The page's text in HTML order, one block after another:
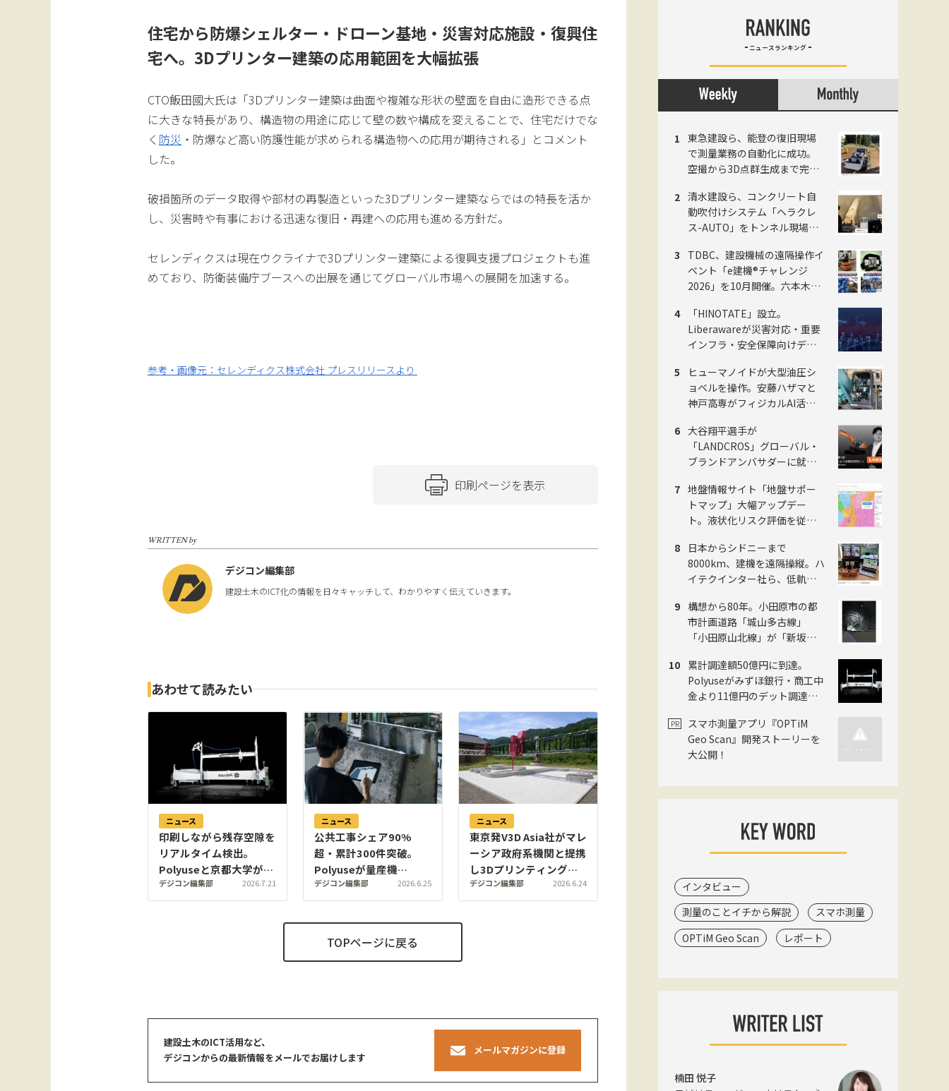
住宅から防爆シェルター・ドローン基地・災害対応施設・復興住
宅へ。3Dプリンター建築の応用範囲を大幅拡張
CTO飯田國大氏は「3Dプリンター建築は曲面や複雑な形状の壁面を自由に造形できる点
に大きな特長があり、構造物の用途に応じて壁の数や構成を変えることで、住宅だけでな
く 防災 ・防爆など高い防護性能が求められる構造物への応用が期待される」とコメント
した。
破損箇所のデータ取得や部材の再製造といった3Dプリンター建築ならではの特長を活か
し、災害時や有事における迅速な復旧・再建への応用も進める方針だ。
セレンディクスは現在ウクライナで3Dプリンター建築による復興支援プロジェクトも進
めており、防衛装備庁ブースへの出展を通じてグローバル市場への展開を加速する。
参考・画像元：セレンディクス株式会社 プレスリリースより
印刷ページを表示
WRITTEN by
デジコン編集部
建設土木のICT化の情報を日々キャッチして、わかりやすく伝えていきます。
あわせて読みたい
ニュース
印刷しながら残存空隙を
リアルタイム検出。
Polyuseと京都大学が国
交省SBIRに採択・建設
用3Dプリンタの完全自
デジコン編集部 2026.7.21
ニュース
公共工事シェア90%
超・累計300件突破。
Polyuseが量産機
「Polyuse One」を年内
100台体制へ拡大
デジコン編集部 2026.6.25
ニュース
東京発V3D Asia社がマレ
ーシア政府系機関と提携
し3Dプリンティング建
築の国家標準策定へ
デジコン編集部 2026.6.24
TOPページに戻る
建設土木のICT活用など、
デジコンからの最新情報をメールでお届けします
メールマガジンに登録
ニュースランキング
東急建設ら、能登の復旧現場
で測量業務の自動化に成功。
空撮から3D点群生成まで完全
清水建設ら、コンクリート自
動吹付けシステム「ヘラクレ
ス-AUTO」をトンネル現場に
厚を計測し、均質な自動吹付
けを実現
TDBC、建設機械の遠隔操作イ
ベント「e建機®チャレンジ
2026」を10月開催。六本木か
「HINOTATE」設立。
Liberawareが災害対応・重要
インフラ・安全保障向けデュ
社を8月設立
ヒューマノイドが大型油圧シ
ョベルを操作。安藤ハザマと
神戸高専がフィジカルAI活用
大谷翔平選手が
「LANDCROS」グローバル・
ブランドアンバサダーに就
表会をお台場で開催
地盤情報サイト「地盤サポー
トマップ」大幅アップデー
ト。液状化リスク評価を従来4
ンホームシールド社
日本からシドニーまで
8000km、建機を遠隔操縦。ハ
イテクインター社ら、低軌道
工に成功
構想から80年。小田原市の都
市計画道路「城山多古線」
「小田原山北線」が「新坂下
地域の南北軸に
累計調達額50億円に到達。
Polyuseがみずほ銀行・商工中
金より11億円のデット調達・
AI進化を加速
スマホ測量アプリ『OPTiM
Geo Scan』開発ストーリーを
大公開！
インタビュー
測量のことイチから解説
スマホ測量
OPTiM Geo Scan
レポート
楠田 悦子